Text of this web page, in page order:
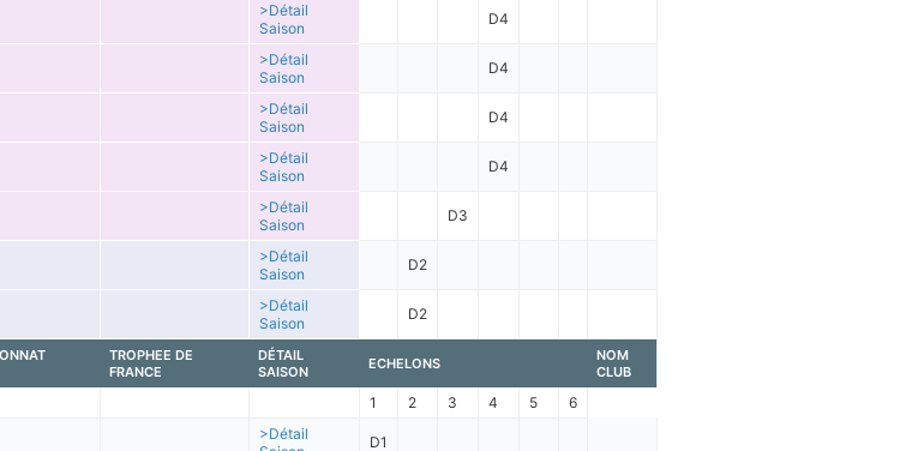
>Détail
Saison
D4
>Détail
Saison
D4
>Détail
Saison
D4
>Détail
Saison
D4
>Détail
Saison
D3
>Détail
Saison
D2
>Détail
Saison
D2
TROPHEE DE
FRANCE
DÉTAIL
SAISON
ECHELONS
NOM
CLUB
1 2 3 4 5 6
>Détail
D1